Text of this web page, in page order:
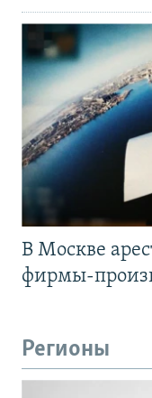
В Москве
фирмы-
Регионы